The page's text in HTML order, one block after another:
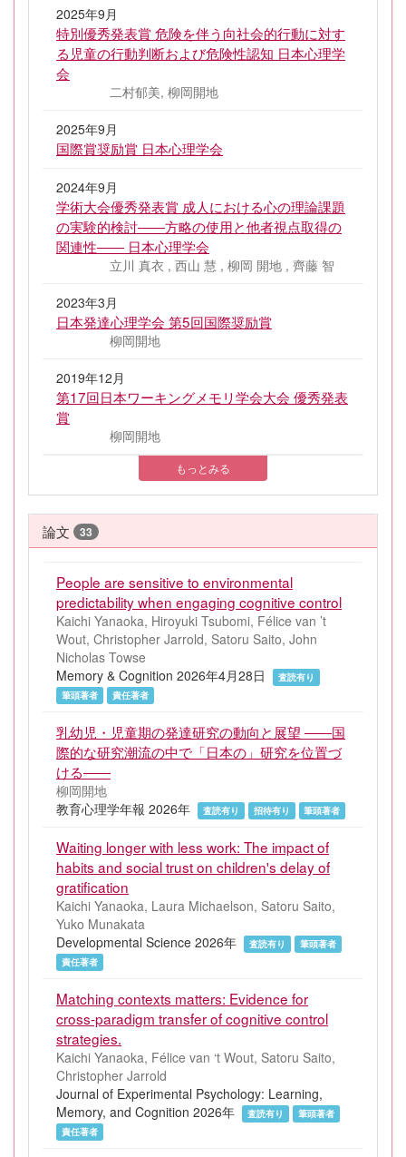
2025年9月
特別優秀発表賞 危険を伴う向社会的行動に対す
る児童の行動判断および危険性認知 日本心理学
会
二村郁美, 柳岡開地
2025年9月
国際賞奨励賞 日本心理学会
2024年9月
学術大会優秀発表賞 成人における心の理論課題
の実験的検討――方略の使用と他者視点取得の
関連性―― 日本心理学会
立川 真衣 , 西山 慧 , 柳岡 開地 , 齊藤 智
2023年3月
日本発達心理学会 第5回国際奨励賞
柳岡開地
2019年12月
第17回日本ワーキングメモリ学会大会 優秀発表
賞
柳岡開地
もっとみる
論文 33
People are sensitive to environmental
predictability when engaging cognitive control
Kaichi Yanaoka, Hiroyuki Tsubomi, Félice van ’t
Wout, Christopher Jarrold, Satoru Saito, John
Nicholas Towse
Memory & Cognition 2026年4月28日
査読有り
筆頭著者
責任著者
乳幼児・児童期の発達研究の動向と展望 ――国
際的な研究潮流の中で「日本の」研究を位置づ
ける――
柳岡開地
教育心理学年報 2026年
査読有り 招待有り 筆頭著者
Waiting longer with less work: The impact of
habits and social trust on children's delay of
gratification
Kaichi Yanaoka, Laura Michaelson, Satoru Saito,
Yuko Munakata
Developmental Science 2026年
査読有り
筆頭著者
責任著者
Matching contexts matters: Evidence for
cross-paradigm transfer of cognitive control
strategies.
Kaichi Yanaoka, Félice van ‘t Wout, Satoru Saito,
Christopher Jarrold
Journal of Experimental Psychology: Learning,
Memory, and Cognition 2026年
査読有り
筆頭著者
責任著者